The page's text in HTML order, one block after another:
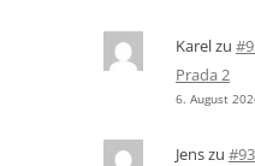
Karelzu
Prada 2
6. August
Jenszu